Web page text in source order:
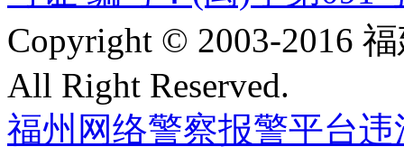
Copyright © 2003-2016
All Right Reserved.
福州网络警察报警平台违